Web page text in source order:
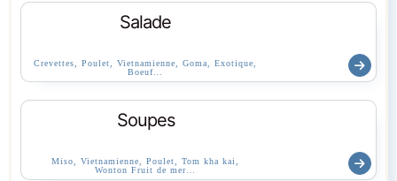
Salade
Crevettes, Poulet, Vietnamienne, Goma, Exotique,
Boeuf…
Soupes
Miso, Vietnamienne, Poulet, Tom kha kai,
Wonton Fruit de mer…